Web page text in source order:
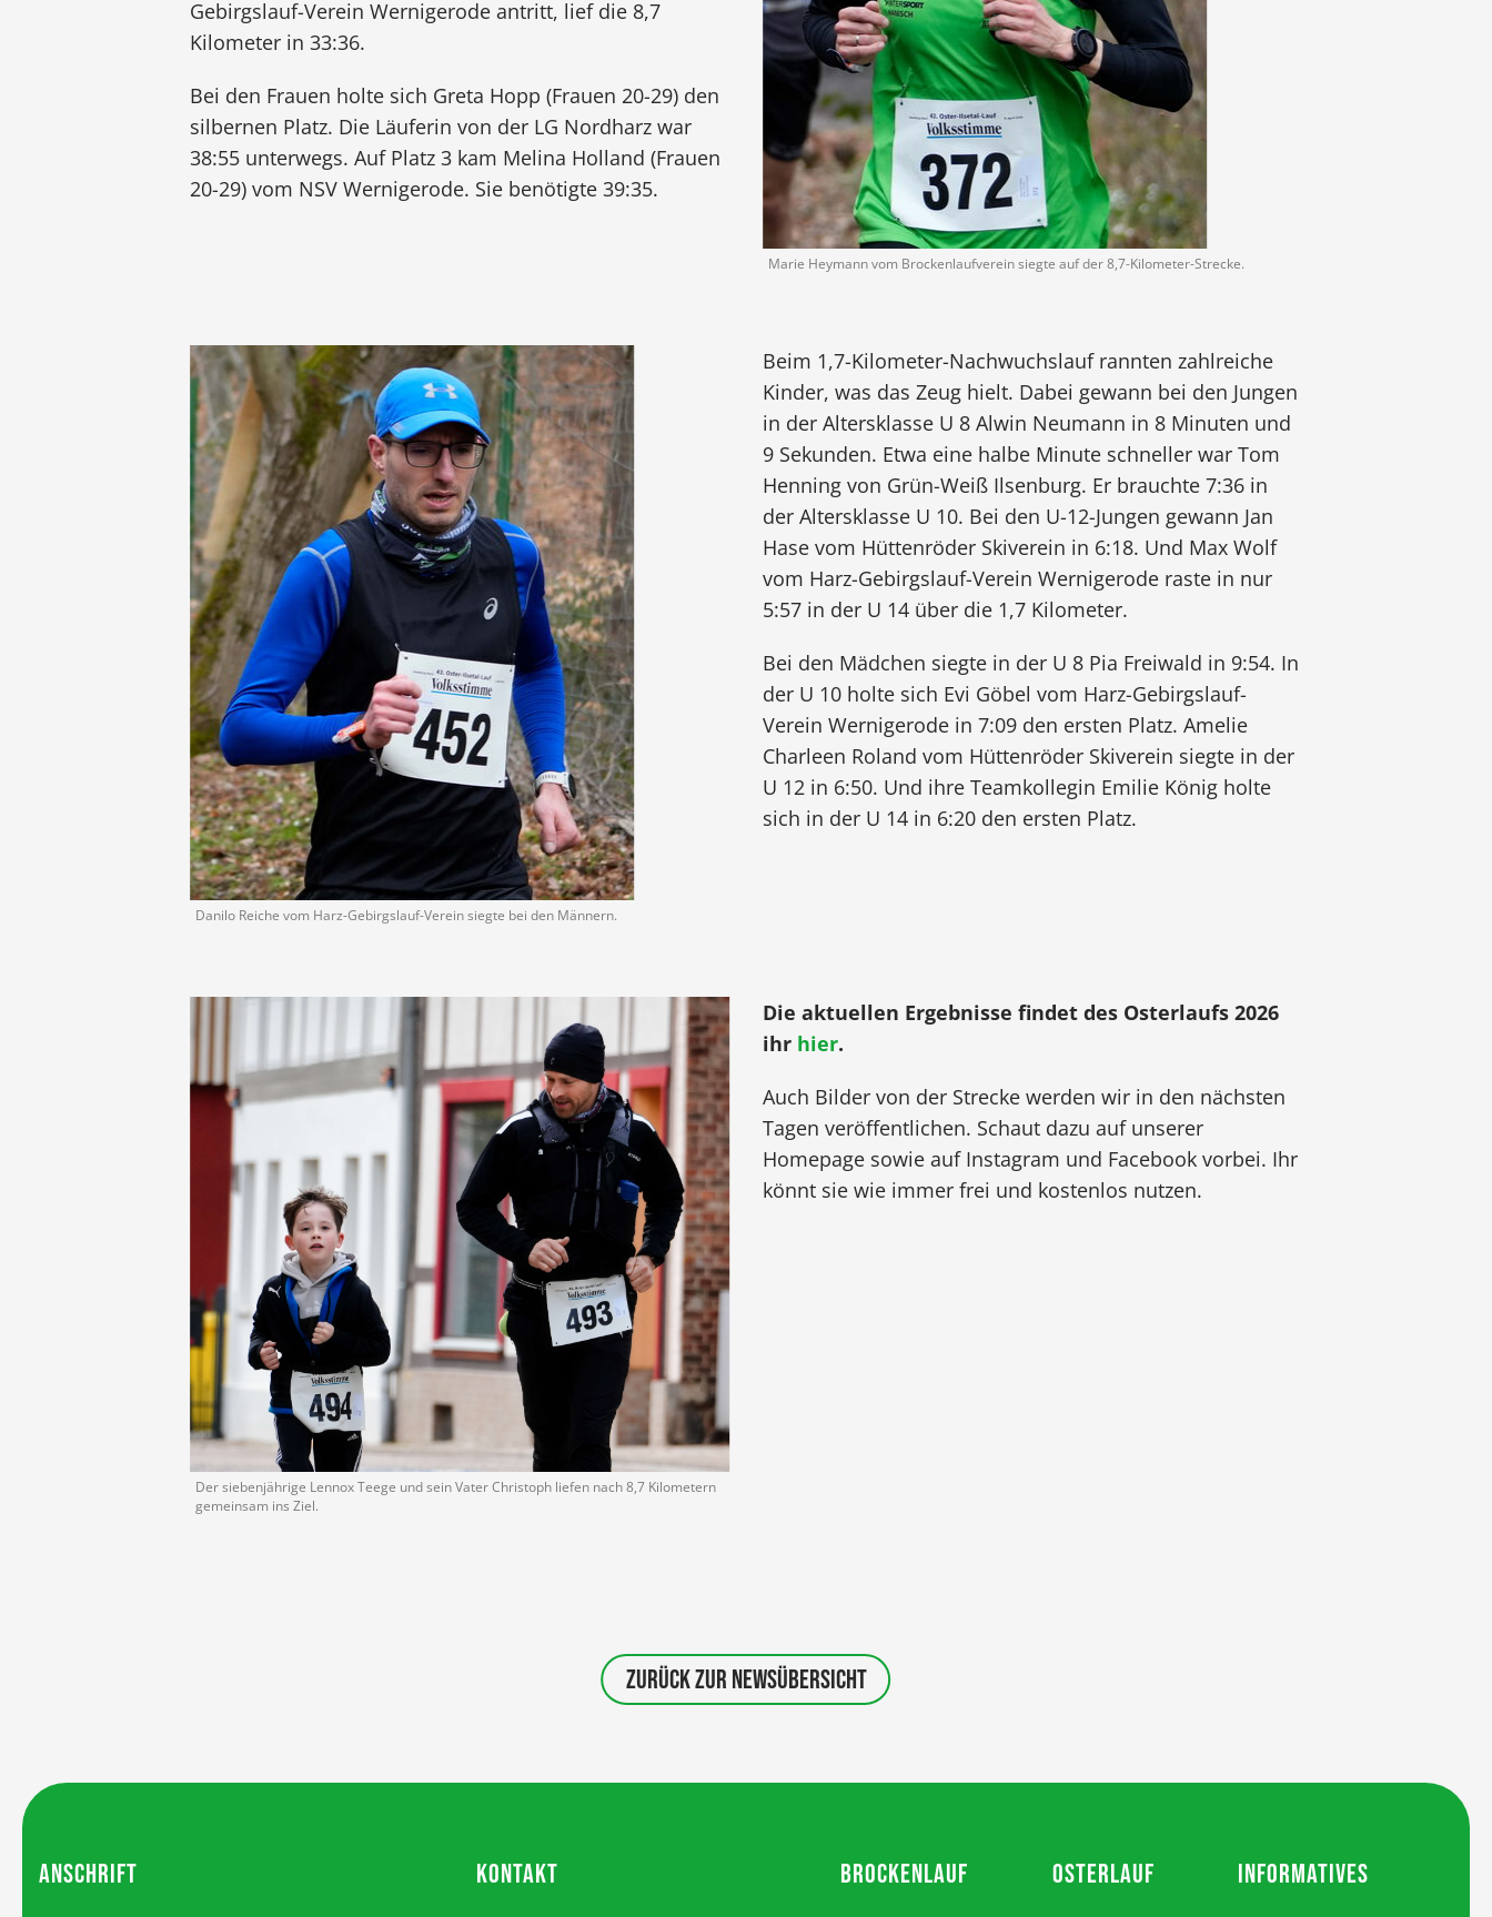
Gebirgslauf-Verein Wernigerode antritt, lief die 8,7
Kilometer in 33:36.
Bei den Frauen holte sich Greta Hopp (Frauen 20-29) den
silbernen Platz. Die Läuferin von der LG Nordharz war
38:55 unterwegs. Auf Platz 3 kam Melina Holland (Frauen
20-29) vom NSV Wernigerode. Sie benötigte 39:35.
Marie Heymann vom Brockenlaufverein siegte auf der 8,7-Kilometer-Strecke.
Danilo Reiche vom Harz-Gebirgslauf-Verein siegte bei den Männern.
Beim 1,7-Kilometer-Nachwuchslauf rannten zahlreiche
Kinder, was das Zeug hielt. Dabei gewann bei den Jungen
in der Altersklasse U 8 Alwin Neumann in 8 Minuten und
9 Sekunden. Etwa eine halbe Minute schneller war Tom
Henning von Grün-Weiß Ilsenburg. Er brauchte 7:36 in
der Altersklasse U 10. Bei den U-12-Jungen gewann Jan
Hase vom Hüttenröder Skiverein in 6:18. Und Max Wolf
vom Harz-Gebirgslauf-Verein Wernigerode raste in nur
5:57 in der U 14 über die 1,7 Kilometer.
Bei den Mädchen siegte in der U 8 Pia Freiwald in 9:54. In
der U 10 holte sich Evi Göbel vom Harz-Gebirgslauf-
Verein Wernigerode in 7:09 den ersten Platz. Amelie
Charleen Roland vom Hüttenröder Skiverein siegte in der
U 12 in 6:50. Und ihre Teamkollegin Emilie König holte
sich in der U 14 in 6:20 den ersten Platz.
Der siebenjährige Lennox Teege und sein Vater Christoph liefen nach 8,7 Kilometern
gemeinsam ins Ziel.
Die aktuellen Ergebnisse findet des Osterlaufs 2026
ihr hier.
Auch Bilder von der Strecke werden wir in den nächsten
Tagen veröffentlichen. Schaut dazu auf unserer
Homepage sowie auf Instagram und Facebook vorbei. Ihr
könnt sie wie immer frei und kostenlos nutzen.
ZURÜCK ZUR NEWSÜBERSICHT
ANSCHRIFT KONTAKT BROCKENLAUF OSTERLAUF INFORMATIVES